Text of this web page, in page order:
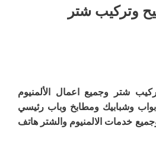
وتركيب شتر
شتر وجميع اعمال الألمنيوم
وشبابيك ومطابخ وباب رئيسي
خدمات الالمنيوم والشتر هاتف